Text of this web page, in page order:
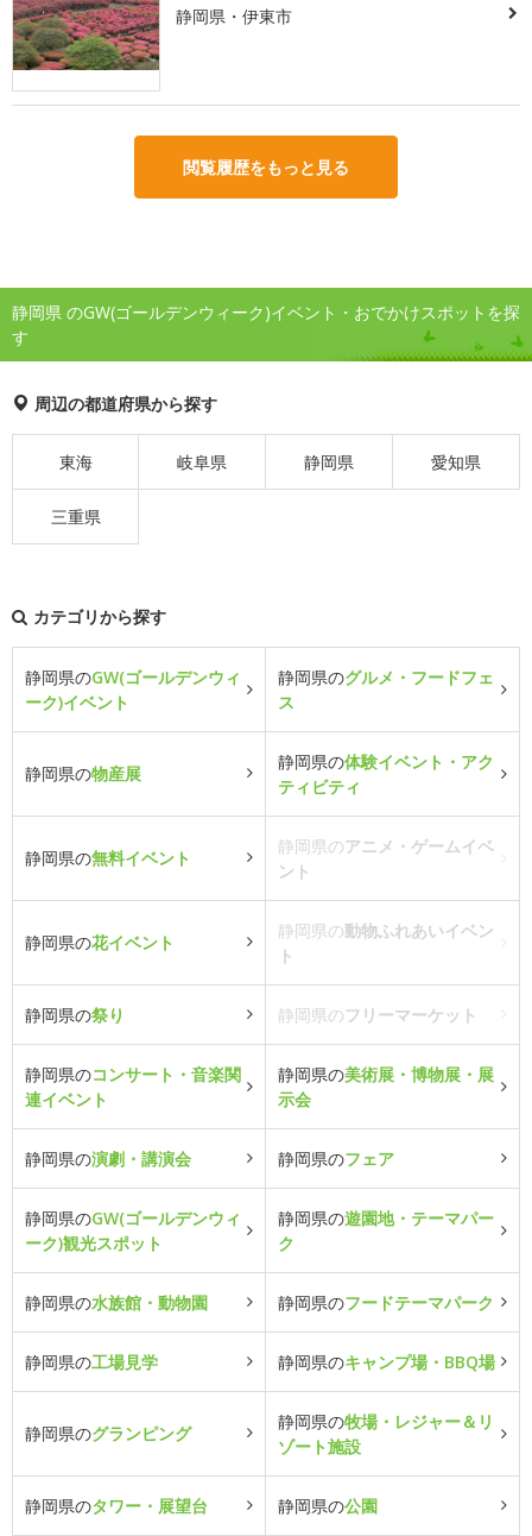
静岡県・伊東市
閲覧履歴をもっと見る
静岡県 のGW(ゴールデンウィーク)イベント・おでかけスポットを探
す
周辺の都道府県から探す
東海 岐阜県 静岡県 愛知県
三重県
カテゴリから探す
静岡県のGW(ゴールデンウィ
ーク)イベント
静岡県のグルメ・フードフェ
ス
静岡県の物産展
静岡県の体験イベント・アク
ティビティ
静岡県の無料イベント
静岡県のアニメ・ゲームイベ
ント
静岡県の花イベント
静岡県の動物ふれあいイベン
ト
静岡県の祭り 静岡県のフリーマーケット
静岡県のコンサート・音楽関
連イベント
静岡県の美術展・博物展・展
示会
静岡県の演劇・講演会 静岡県のフェア
静岡県のGW(ゴールデンウィ
ーク)観光スポット
静岡県の遊園地・テーマパー
ク
静岡県の水族館・動物園 静岡県のフードテーマパーク
静岡県の工場見学 静岡県のキャンプ場・BBQ場
静岡県のグランピング
静岡県の牧場・レジャー＆リ
ゾート施設
静岡県のタワー・展望台 静岡県の公園